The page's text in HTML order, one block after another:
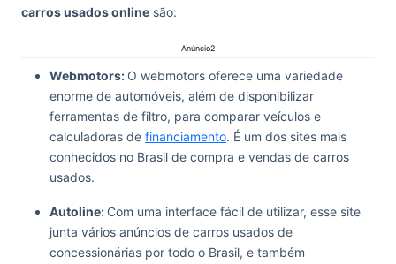
carros usados online são:
Anúncio2
Webmotors: O webmotors oferece uma variedade
enorme de automóveis, além de disponibilizar
ferramentas de filtro, para comparar veículos e
calculadoras de financiamento. É um dos sites mais
conhecidos no Brasil de compra e vendas de carros
usados.
Autoline: Com uma interface fácil de utilizar, esse site
junta vários anúncios de carros usados de
concessionárias por todo o Brasil, e também